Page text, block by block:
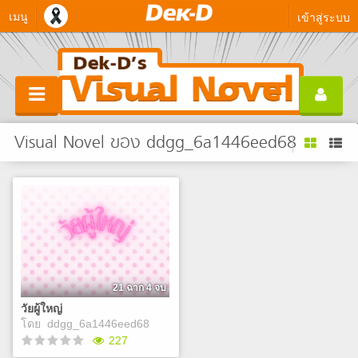
เมนู เข้าสู่ระบบ
Visual Novel ของ ddgg_6a1446eed68
วัยผู้ใหญ่
โดย ddgg_6a1446eed68
21 ฉาก 4 จบ
227